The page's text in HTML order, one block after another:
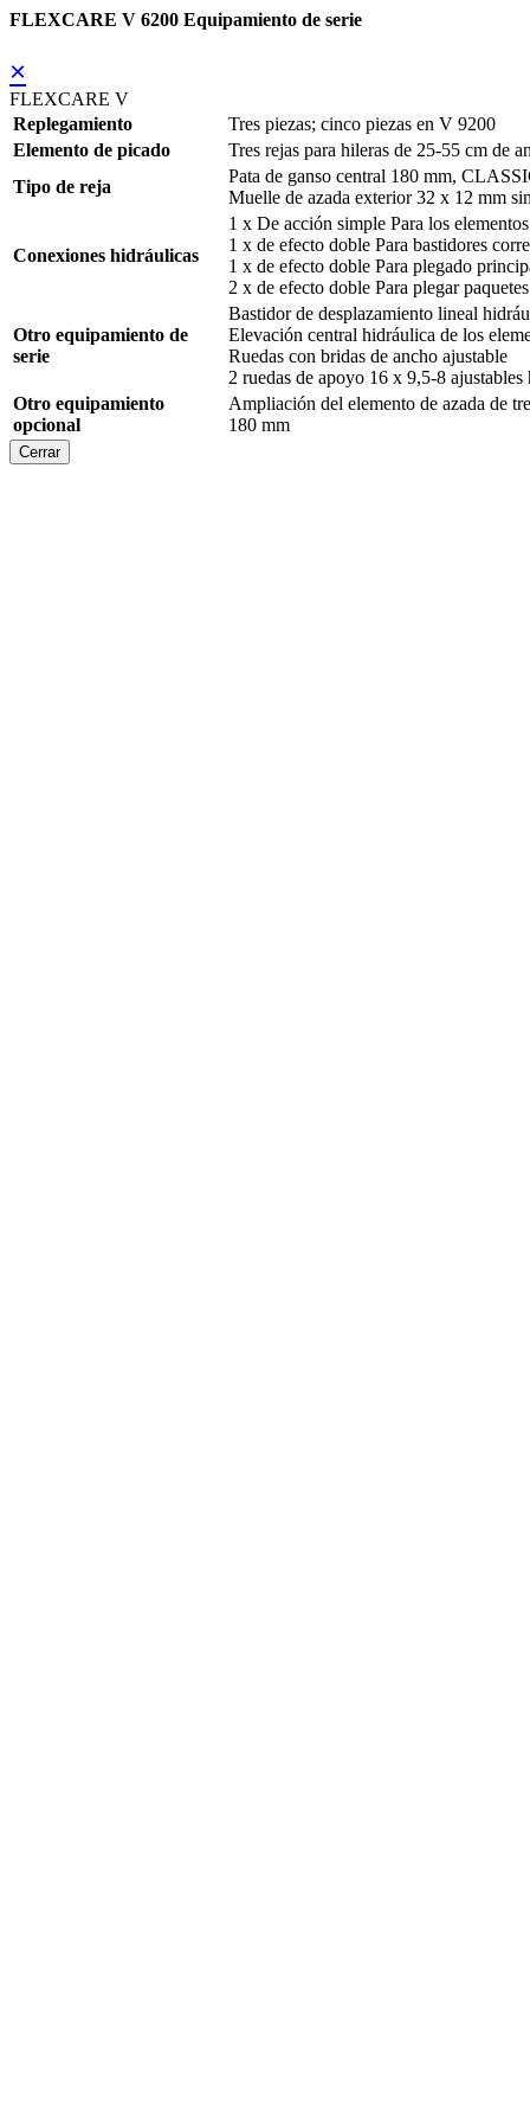
FLEXCARE V 6200 Equipamiento de serie
×
FLEXCARE V
Replegamiento
Tres piezas; cinco piezas en V 9200
Elemento de picado
Tres rejas para hileras de 25-55 cm de
Tipo de reja
Pata de ganso central 180 mm,
Muelle de azada exterior 32 x 12 mm
Conexiones hidráulicas
1 x De acción simple Para los
1 x de efecto doble Para bastidores
1 x de efecto doble Para plegado
2 x de efecto doble Para plegar
Otro equipamiento de
serie
Bastidor de desplazamiento lineal
Elevación central hidráulica de los
Ruedas con bridas de ancho ajustable
2 ruedas de apoyo 16 x 9,5-8
Otro equipamiento
opcional
Ampliación del elemento de azada de
180 mm
Cerrar